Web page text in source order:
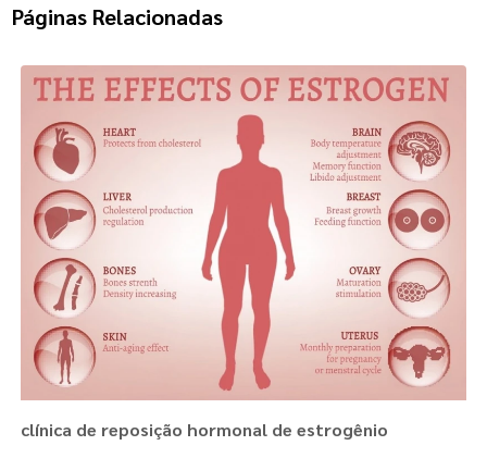
Páginas Relacionadas
clínica de reposição hormonal de estrogênio